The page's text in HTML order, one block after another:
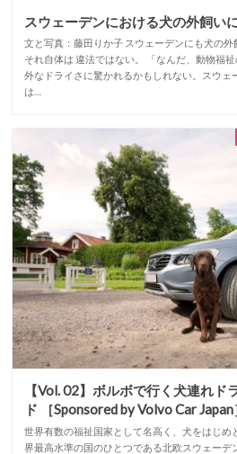
スウェーデンにおける犬の外飼い
文と写真：藤田りか子 スウェーデンにも犬の
それ自体は 違法ではない。 「なんだ、動物福
外なドライさに驚かれるかもしれない。スウェ
は…
【Vol. 02】ボルボで行く犬連れド
ド ［Sponsored by Volvo Car Japan
世界有数の福祉国家として名高く、犬をはじめ
界最高水準の国のひとつである北欧スウェーデ